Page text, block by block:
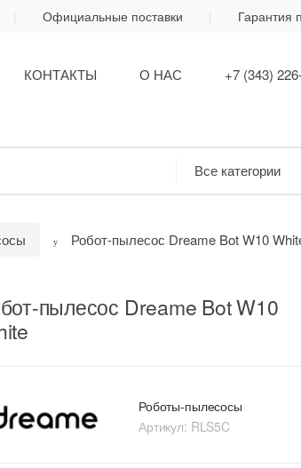
Официальные поставки Гарантия
КОНТАКТЫ О НАС +7 (343)
Робот-пылесос Dreame Bot W10
пылесос Dreame Bot W10
Роботы-пылесосы
Артикул: RLS5C